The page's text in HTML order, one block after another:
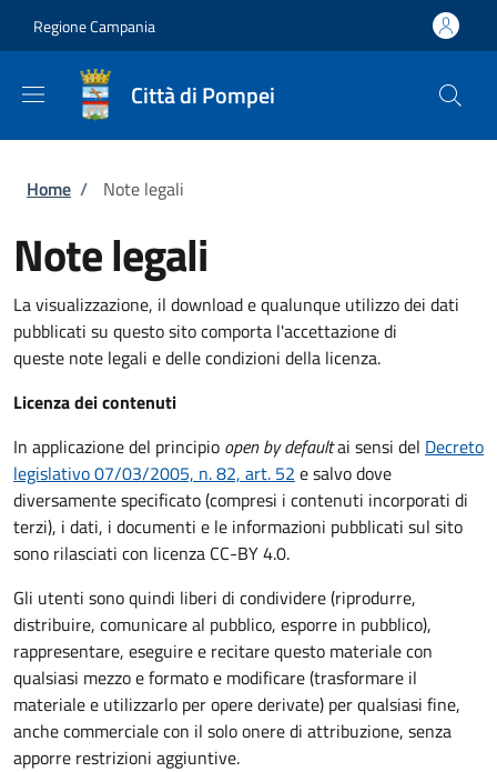
Regione Campania
Città di Pompei
Briciole di pane
Home / Note legali
Note legali
La visualizzazione, il download e qualunque utilizzo dei dati
pubblicati su questo sito comporta l'accettazione di
queste note legali e delle condizioni della licenza.
Licenza dei contenuti
In applicazione del principio open by defaultai sensi del Decreto
legislativo 07/03/2005, n. 82, art. 52 e salvo dove
diversamente specificato (compresi i contenuti incorporati di
terzi), i dati, i documenti e le informazioni pubblicati sul sito
sono rilasciati con licenza CC-BY 4.0.
Gli utenti sono quindi liberi di condividere (riprodurre,
distribuire, comunicare al pubblico, esporre in pubblico),
rappresentare, eseguire e recitare questo materiale con
qualsiasi mezzo e formato e modificare (trasformare il
materiale e utilizzarlo per opere derivate) per qualsiasi fine,
anche commerciale con il solo onere di attribuzione, senza
apporre restrizioni aggiuntive.